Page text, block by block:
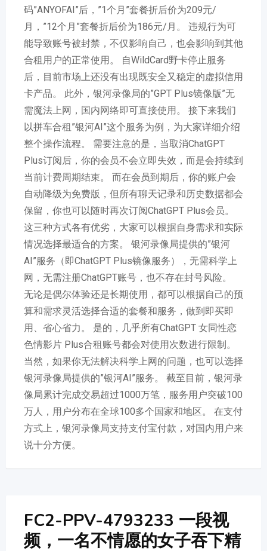
码”ANYOFAI”后，”1个月”套餐折后价为209元/
月，”12个月”套餐折后价为186元/月。 违规行为可
能导致账号被封禁，不仅影响自己，也会影响到其他
合租用户的正常使用。 自WildCard野卡停止服务
后，目前市场上还没有出现既安全又稳定的虚拟信用
卡产品。 此外，银河录像局的”GPT Plus镜像版”无
需魔法上网，国内网络即可直接使用。 接下来我们
以拼车合租”银河AI”这个服务为例，为大家详细介绍
整个操作流程。 需要注意的是，当取消ChatGPT
Plus订阅后，你的会员不会立即失效，而是会持续到
当前计费周期结束。 而在会员到期后，你的账户会
自动降级为免费版，但所有聊天记录和历史数据都会
保留，你也可以随时再次订阅ChatGPT Plus会员。
这三种方式各有优劣，大家可以根据自身需求和实际
情况选择最适合的方案。 银河录像局提供的”银河
AI”服务（即ChatGPT Plus镜像服务），无需科学上
网，无需注册ChatGPT账号，也不存在封号风险。
无论是偶尔体验还是长期使用，都可以根据自己的预
算和需求灵活选择合适的套餐和服务，做到即买即
用、省心省力。 是的，几乎所有ChatGPT 女同性恋
色情影片 Plus合租账号都会对使用次数进行限制。
当然，如果你无法解决科学上网的问题，也可以选择
银河录像局提供的”银河AI”服务。 截至目前，银河录
像局累计完成交易超过1000万笔，服务用户突破100
万人，用户分布在全球100多个国家和地区。 在支付
方式上，银河录像局支持支付宝付款，对国内用户来
说十分方便。
FC2-PPV-4793233 一段视
频，一名不情愿的女子吞下精